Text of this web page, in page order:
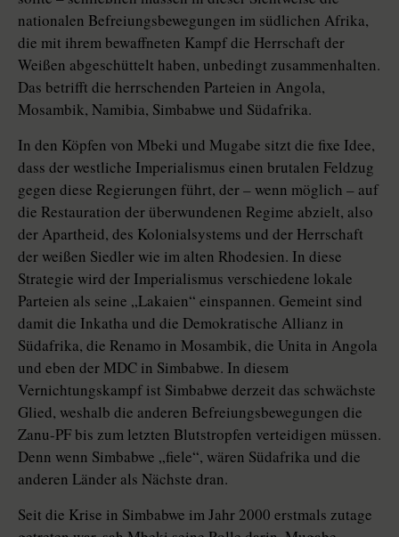
nationalen Befreiungsbewegungen im südlichen Afrika,
die mit ihrem bewaffneten Kampf die Herrschaft der
Weißen abgeschüttelt haben, unbedingt zusammenhalten.
Das betrifft die herrschenden Parteien in Angola,
Mosambik, Namibia, Simbabwe und Südafrika.
In den Köpfen von Mbeki und Mugabe sitzt die fixe Idee,
dass der westliche Imperialismus einen brutalen Feldzug
gegen diese Regierungen führt, der – wenn möglich – auf
die Restauration der überwundenen Regime abzielt, also
der Apartheid, des Kolonialsystems und der Herrschaft
der weißen Siedler wie im alten Rhodesien. In diese
Strategie wird der Imperialismus verschiedene lokale
Parteien als seine „Lakaien“ einspannen. Gemeint sind
damit die Inkatha und die Demokratische Allianz in
Südafrika, die Renamo in Mosambik, die Unita in Angola
und eben der MDC in Simbabwe. In diesem
Vernichtungskampf ist Simbabwe derzeit das schwächste
Glied, weshalb die anderen Befreiungsbewegungen die
Zanu-PF bis zum letzten Blutstropfen verteidigen müssen.
Denn wenn Simbabwe „fiele“, wären Südafrika und die
anderen Länder als Nächste dran.
Seit die Krise in Simbabwe im Jahr 2000 erstmals zutage